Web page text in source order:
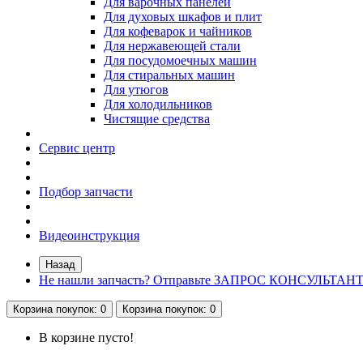
Для духовых шкафов и плит
Для кофеварок и чайников
Для нержавеющей стали
Для посудомоечных машин
Для стиральных машин
Для утюгов
Для холодильников
Чистящие средства
Сервис центр
Подбор запчасти
Видеоинструкция
Назад
Не нашли запчасть? Отправьте ЗАПРОС
Корзинапокупок: 0 Корзинапокупок: 0
В корзине пусто!